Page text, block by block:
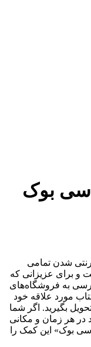
شدن تمامی
و برای عزیزانی که
به فروشگاه‌های
مورد علاقه خود
بگیرید. اگر شما
در هر زمان و مکانی
بوک» این کمک را